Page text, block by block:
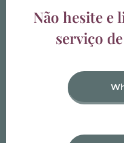
Não hesite e
serviço